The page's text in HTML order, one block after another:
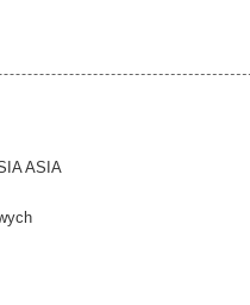
ASIA